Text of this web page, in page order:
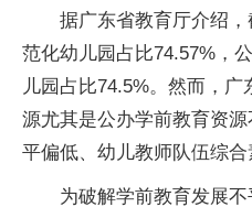
据广东省教育厅介绍
范化幼儿园占比74.57%，
儿园占比74.5%。然而，
源尤其是公办学前教育资
平偏低、幼儿教师队伍综合
为破解学前教育发展